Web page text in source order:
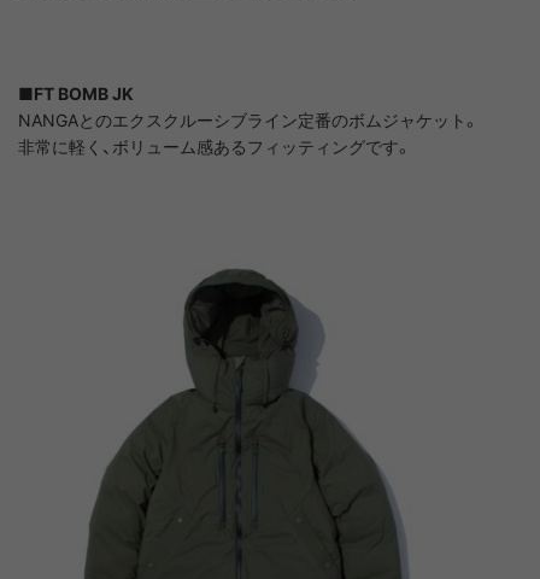
■FT BOMB JK
NANGAとのエクスクルーシブライン定番のボムジャケット。
非常に軽く、ボリューム感あるフィッティングです。